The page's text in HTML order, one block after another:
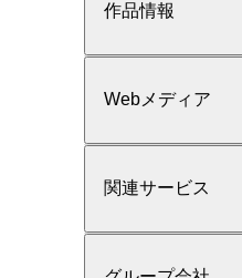
作品情報
Webメディア
関連サービス